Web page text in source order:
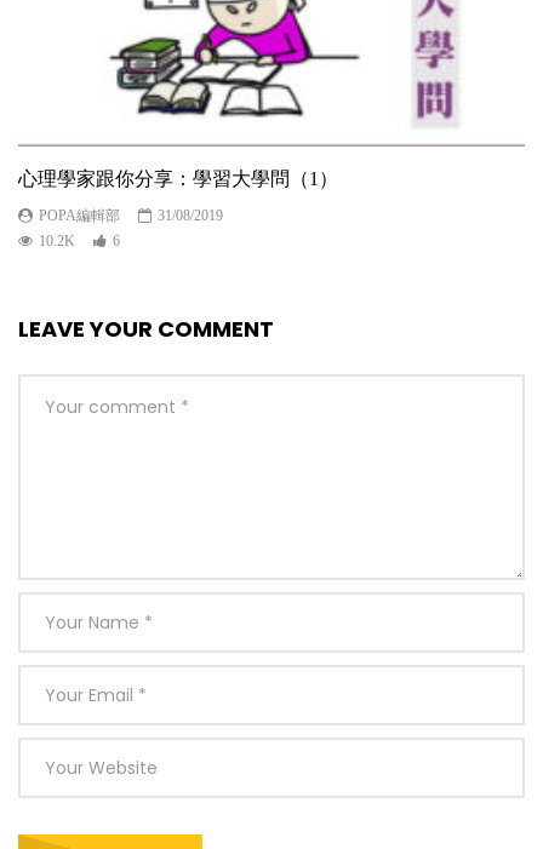
心理學家跟你分享：學習大學問（1）
POPA編輯部
31/08/2019
10.2K
6
LEAVE YOUR COMMENT